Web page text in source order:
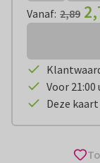
Vanaf: 2,89
Voor
Deze